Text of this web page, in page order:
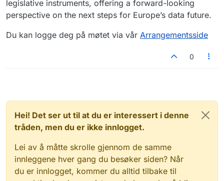
legislative instruments, offering a forward-looking
perspective on the next steps for Europe’s data future.
Du kan logge deg på møtet via vår Arrangementsside
0
Hei! Det ser ut til at du er interessert i denne
tråden, men du er ikke innlogget.
Lei av å måtte skrolle gjennom de samme
innleggene hver gang du besøker siden? Når
du er innlogget, kommer du alltid tilbake til